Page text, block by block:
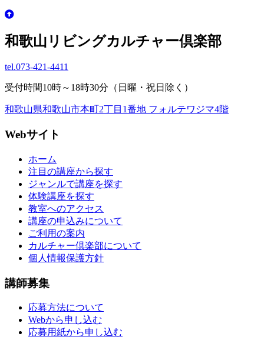
和歌山リビングカルチャー倶楽部
tel.073-421-4411
受付時間10時～18時30分（日曜・祝日除く）
和歌山県和歌山市本町2丁目1番地 フォルテワジマ4階
Webサイト
ホーム
注目の講座から探す
ジャンルで講座を探す
体験講座を探す
教室へのアクセス
講座の申込みについて
ご利用の案内
カルチャー倶楽部について
個人情報保護方針
講師募集
応募方法について
Webから申し込む
応募用紙から申し込む